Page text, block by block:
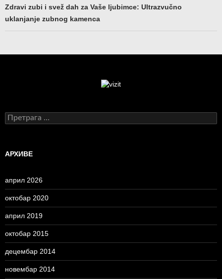
Zdravi zubi i svež dah za Vaše ljubimce: Ultrazvučno
uklanjanje zubnog kamenca
Претрага
за:
АРХИВЕ
април 2026
октобар 2020
април 2019
октобар 2015
децембар 2014
новембар 2014